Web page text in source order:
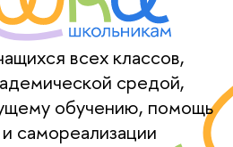
всех классов,
средой,
обучению, помощь
самореализации